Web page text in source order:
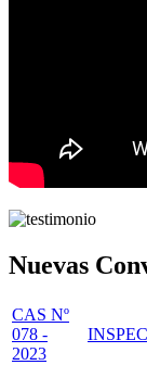
Nuevas
CAS Nº
078 -
2023